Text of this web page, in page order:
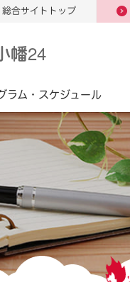
総合サイトトップ
幡24
ラム・ スケジュール